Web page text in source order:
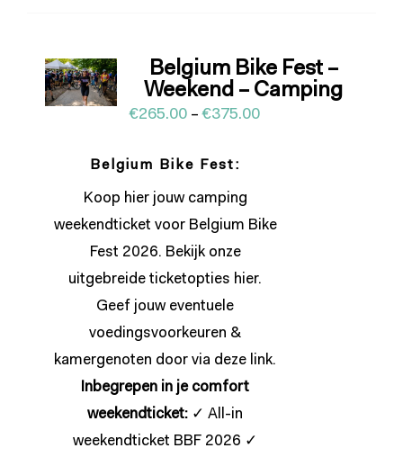
Belgium Bike Fest –
Weekend – Camping
€265.00–€375.00
Belgium Bike Fest:
Koop hier jouw camping
weekendticket voor Belgium Bike
Fest 2026. Bekijk onze
uitgebreide ticketopties hier.
Geef jouw eventuele
voedingsvoorkeuren &
kamergenoten door via deze link.
Inbegrepen in je comfort
weekendticket: ✓ All-in
weekendticket BBF 2026 ✓